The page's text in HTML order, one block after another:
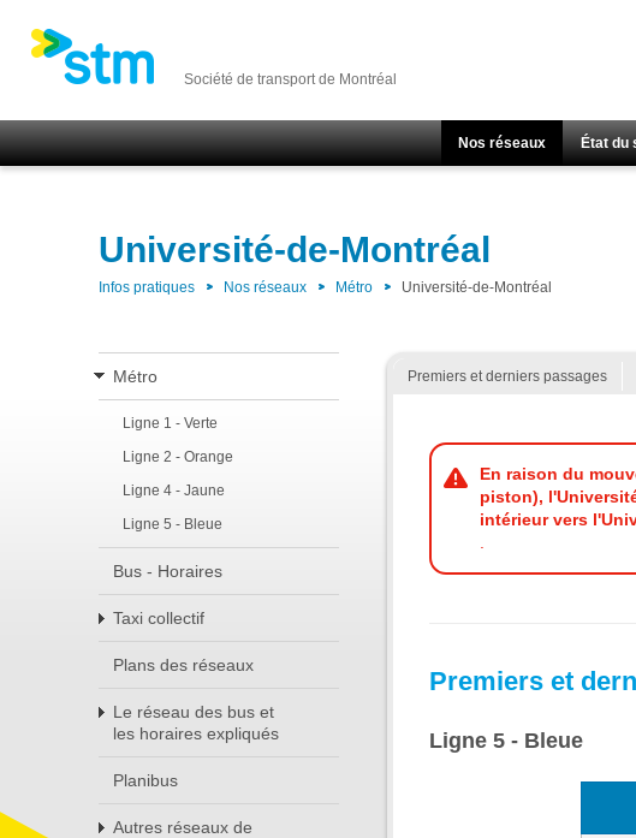
Société de transport de Montréal
Nos réseaux État du
Université-de-Montréal
Infos pratiques Nos réseaux Métro Université-de-Montréal
Métro
Ligne 1 - Verte
Ligne 2 - Orange
Ligne 4 - Jaune
Ligne 5 - Bleue
Bus - Horaires
Taxi collectif
Plans des réseaux
Le réseau des bus et
les horaires expliqués
Planibus
Autres réseaux de
Premiers et derniers passages
En raison du
piston),
intérieur vers
Premiers et
Ligne 5 - Bleue